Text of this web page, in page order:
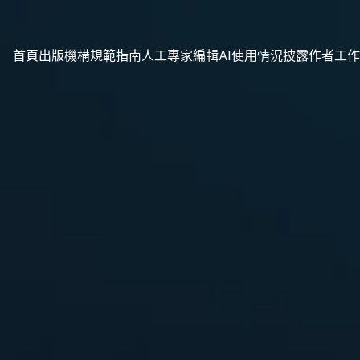
首頁出版機構規範指南人工專家編輯AI使用情況披露作者工